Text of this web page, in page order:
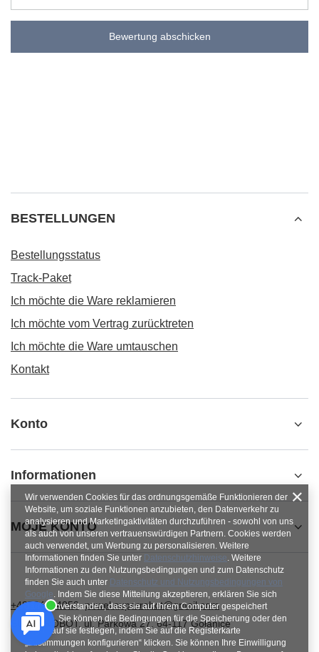
Bewertung abschicken
BESTELLUNGEN
Bestellungsstatus
Track-Paket
Ich möchte die Ware reklamieren
Ich möchte vom Vertrag zurücktreten
Ich möchte die Ware umtauschen
Kontakt
Konto
Informationen
MOJE KONTO
+48784454053 pawel.superrobot@gmail.com
SUPERROBOT,ul. Parkowa 27,64-117Gołanice
Wir verwenden Cookies für das ordnungsgemäße Funktionieren der
Website, um soziale Funktionen anzubieten, den Datenverkehr zu
analysieren und Marketingaktivitäten durchzuführen - sowohl von uns
als auch von unseren vertrauenswürdigen Partnern. Cookies werden
auch verwendet, um Werbung zu personalisieren. Weitere
Informationen finden Sie unter Datenschutzhinweise. Weitere
Informationen zu den Nutzungsbedingungen und zum Datenschutz
finden Sie auch unter Datenschutz und Nutzungsbedingungen von
Google. Indem Sie diese Mitteilung akzeptieren, erklären Sie sich
damit einverstanden, dass sie auf Ihrem Computer gespeichert
werden. Sie können die Bedingungen für die Speicherung oder den
Zugriff auf sie festlegen, indem Sie auf die Registerkarte
„Zustimmungen konfigurieren“ klicken. Sie können Ihre Einwilligung